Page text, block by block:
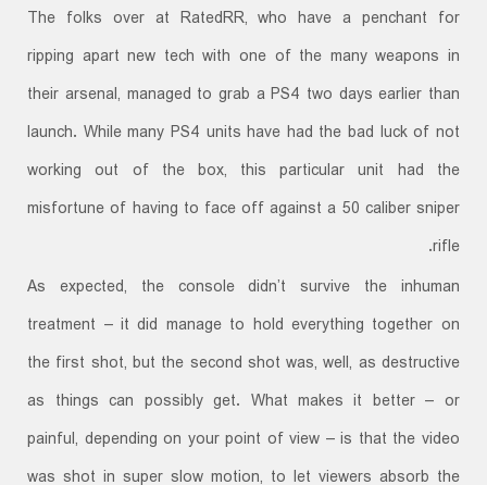
The folks over at RatedRR, who have a penchant for
ripping apart new tech with one of the many weapons in
their arsenal, managed to grab a PS4 two days earlier than
launch. While many PS4 units have had the bad luck of not
working out of the box, this particular unit had the
misfortune of having to face off against a 50 caliber sniper
rifle.
As expected, the console didn’t survive the inhuman
treatment – it did manage to hold everything together on
the first shot, but the second shot was, well, as destructive
as things can possibly get. What makes it better – or
painful, depending on your point of view – is that the video
was shot in super slow motion, to let viewers absorb the